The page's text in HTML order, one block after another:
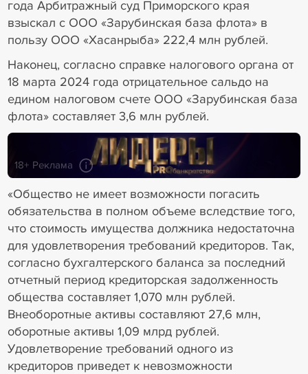
года Арбитражный суд Приморского края
взыскал с ООО «Зарубинская база флота» в
пользу ООО «Хасанрыба» 222,4 млн рублей.
Наконец, согласно справке налогового органа от
18 марта 2024 года отрицательное сальдо на
едином налоговом счете ООО «Зарубинская база
флота» составляет 3,6 млн рублей.
18+ Реклама
«Общество не имеет возможности погасить
обязательства в полном объеме вследствие того,
что стоимость имущества должника недостаточна
для удовлетворения требований кредиторов. Так,
согласно бухгалтерского баланса за последний
отчетный период кредиторская задолженность
общества составляет 1,070 млн рублей.
Внеоборотные активы составляют 27,6 млн,
оборотные активы 1,09 млрд рублей.
Удовлетворение требований одного из
кредиторов приведет к невозможности